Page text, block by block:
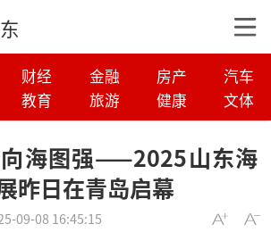
财经 金融 房产
汽车
教育 旅游 健康 文体
海图强——2025山东海
昨日在青岛启幕
09-08 16:45:15